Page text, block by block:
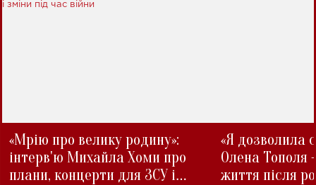
«Мрію про велику родину»:
інтерв'ю Михайла Хоми про
плани, концерти для ЗСУ і
«Я дозволила
Олена Тополя
життя після